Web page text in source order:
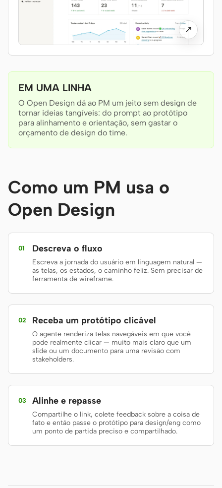
Antigravity
Hermes
Devin for Terminal
Pi
Mistral Vibe CLI
Qoder CLI
CASOS DE USO
Protótipo
Vídeo Sistema de design
FUNÇÕES
Criador solo
Marketing
FERRAMENTAS
Gerador de wireframes
com IA
Gerador de UI com IA
↗
EM UMA LINHA
O Open Design dá ao PM um jeito sem design de
tornar ideias tangíveis: do prompt ao protótipo
para alinhamento e orientação, sem gastar o
orçamento de design do time.
Como um PM usa o
Open Design
01 Descreva o fluxo
Escreva a jornada do usuário em linguagem natural —
as telas, os estados, o caminho feliz. Sem precisar de
ferramenta de wireframe.
02 Receba um protótipo clicável
O agente renderiza telas navegáveis em que você
pode realmente clicar — muito mais claro que um
slide ou um documento para uma revisão com
stakeholders.
03 Alinhe e repasse
Compartilhe o link, colete feedback sobre a coisa de
fato e então passe o protótipo para design/eng como
um ponto de partida preciso e compartilhado.